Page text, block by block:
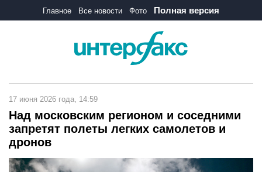
Главное Все новости Фото Полная версия
17 июня 2026 года, 14:59
Над московским регионом и соседними
запретят полеты легких самолетов и
дронов